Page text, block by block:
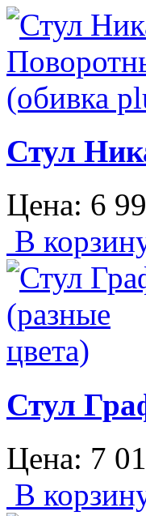
Стул
Цена: 6
В
Стул
Цена: 7
В